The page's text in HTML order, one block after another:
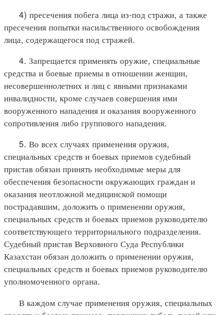
4) пресечения побега лица из-под стражи, а также
пресечения попытки насильственного освобождения
лица, содержащегося под стражей.
4. Запрещается применять оружие, специальные
средства и боевые приемы в отношении женщин,
несовершеннолетних и лиц с явными признаками
инвалидности, кроме случаев совершения ими
вооруженного нападения и оказания вооруженного
сопротивления либо группового нападения.
5. Во всех случаях применения оружия,
специальных средств и боевых приемов судебный
пристав обязан принять необходимые меры для
обеспечения безопасности окружающих граждан и
оказания неотложной медицинской помощи
пострадавшим, доложить о применении оружия,
специальных средств и боевых приемов руководителю
соответствующего территориального подразделения.
Судебный пристав Верховного Суда Республики
Казахстан обязан доложить о применении оружия,
специальных средств и боевых приемов руководителю
уполномоченного органа.
В каждом случае применения оружия, специальных